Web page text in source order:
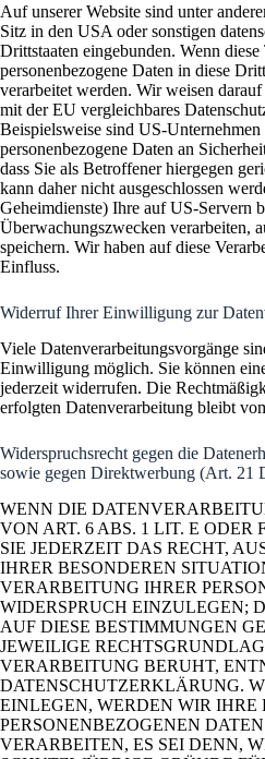
Auf unserer Website sind unter
Sitz in den USA oder sonstigen
Drittstaaten eingebunden. Wenn
personenbezogene Daten in diese
verarbeitet werden. Wir weisen
mit der EU vergleichbares
Beispielsweise sind US-
personenbezogene Daten an
dass Sie als Betroffener hiergegen
kann daher nicht ausgeschlossen
Geheimdienste) Ihre auf US-Servern
Überwachungszwecken verarbeiten,
speichern. Wir haben auf diese
Einfluss.
Widerruf Ihrer Einwilligung zur
Viele Datenverarbeitungsvorgänge
Einwilligung möglich. Sie können
jederzeit widerrufen. Die
erfolgten Datenverarbeitung bleibt
Widerspruchsrecht gegen die
sowie gegen Direktwerbung (Art. 21
WENN DIE
VON ART. 6 ABS. 1 LIT. E ODER
SIE JEDERZEIT DAS RECHT,
IHRER BESONDEREN
VERARBEITUNG IHRER
WIDERSPRUCH EINZULEGEN;
AUF DIESE BESTIMMUNGEN
JEWEILIGE
VERARBEITUNG BERUHT,
DATENSCHUTZERKLÄRUNG.
EINLEGEN, WERDEN WIR IHRE
PERSONENBEZOGENEN
VERARBEITEN, ES SEI DENN,